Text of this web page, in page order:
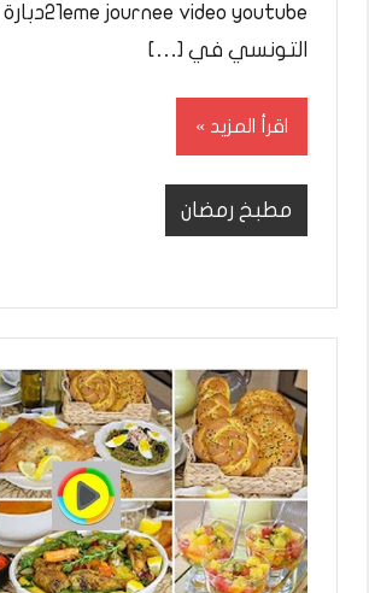
التونسي في […]
اقرأ المزيد
مطبخ رمضان